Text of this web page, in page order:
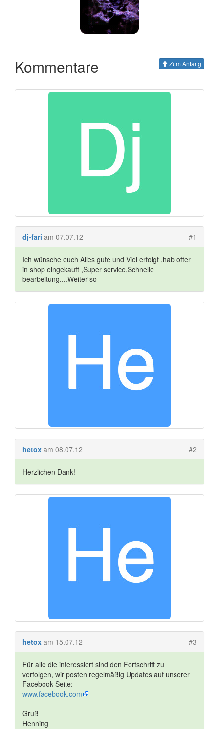
Kommentare Zum Anfang
dj-fari am 07.07.12 #1
Ich wünsche euch Alles gute und Viel erfolgt ,hab ofter
in shop eingekauft ,Super service,Schnelle
bearbeitung....Weiter so
hetox am 08.07.12 #2
Herzlichen Dank!
hetox am 15.07.12 #3
Für alle die interessiert sind den Fortschritt zu
verfolgen, wir posten regelmäßig Updates auf unserer
Facebook Seite:
www.facebook.com
Gruß
Henning